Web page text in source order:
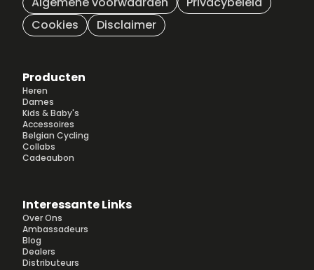
Cookies
Disclaimer
Producten
Heren
Dames
Kids & Baby's
Accessoires
Belgian Cycling
Collabs
Cadeaubon
Interessante Links
Over Ons
Ambassadeurs
Blog
Dealers
Distributeurs